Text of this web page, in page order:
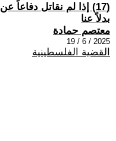
(17) إذا لم نقاتل دفاعاً
بدلاً عنا
معتصم حمادة
2025 / 6 / 19
القضية الفلسطينية